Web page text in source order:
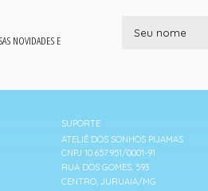
NOVIDADES E
SUPORTE
ATELIÊ DOS SONHOS PIJAMAS
CNPJ 10.657.951/0001-91
RUA DOS GOMES, 593
CENTRO, JURUAIA/MG